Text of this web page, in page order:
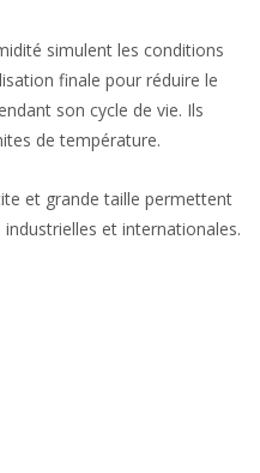
simulent les conditions
finale pour réduire le
son cycle de vie. Ils
de température.
et grande taille permettent
et internationales.